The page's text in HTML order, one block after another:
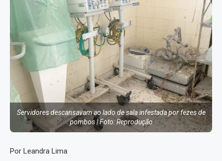
Servidores descansavam ao lado de sala infestada por fezes de
pombos | Foto: Reprodução
Por Leandra Lima